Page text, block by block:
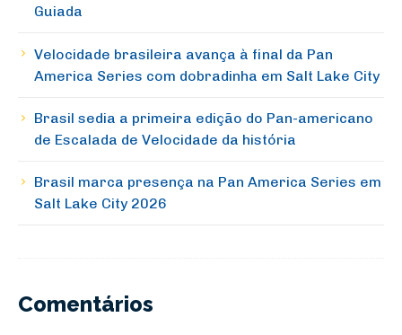
Guiada
Velocidade brasileira avança à final da Pan
America Series com dobradinha em Salt Lake City
Brasil sedia a primeira edição do Pan-americano
de Escalada de Velocidade da história
Brasil marca presença na Pan America Series em
Salt Lake City 2026
Comentários